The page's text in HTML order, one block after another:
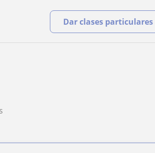
Dar clases particulares